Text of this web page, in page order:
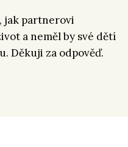
jak partnerovi
a neměl by své dětí
Děkuji za odpověď.